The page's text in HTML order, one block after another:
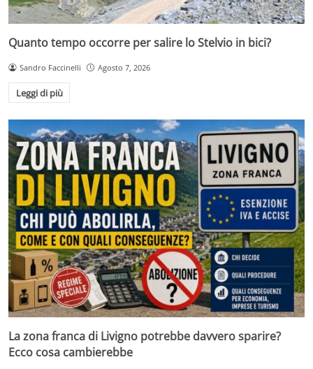
Quanto tempo occorre per salire lo Stelvio in bici?
Sandro Faccinelli Agosto 7, 2026
Leggi di più
La zona franca di Livigno potrebbe davvero sparire?
Ecco cosa cambierebbe